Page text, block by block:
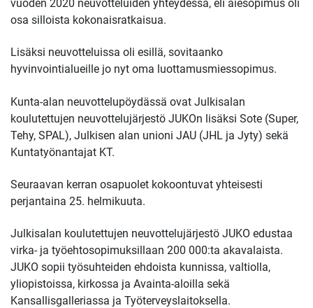
vuoden 2020 neuvotteluiden yhteydessä, eli aiesopimus oli
osa silloista kokonaisratkaisua.
Lisäksi neuvotteluissa oli esillä, sovitaanko
hyvinvointialueille jo nyt oma luottamusmiessopimus.
Kunta-alan neuvottelupöydässä ovat Julkisalan
koulutettujen neuvottelujärjestö JUKOn lisäksi Sote (Super,
Tehy, SPAL), Julkisen alan unioni JAU (JHL ja Jyty) sekä
Kuntatyönantajat KT.
Seuraavan kerran osapuolet kokoontuvat yhteisesti
perjantaina 25. helmikuuta.
Julkisalan koulutettujen neuvottelujärjestö JUKO edustaa
virka- ja työehtosopimuksillaan 200 000:ta akavalaista.
JUKO sopii työsuhteiden ehdoista kunnissa, valtiolla,
yliopistoissa, kirkossa ja Avainta-aloilla sekä
Kansallisgalleriassa ja Työterveyslaitoksella.